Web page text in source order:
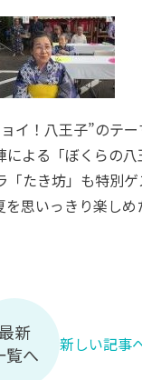
！八王子”のテー
よる「ぼくらの八
き坊」も特別ゲ
思いっきり楽しめ
新
覧へ
新しい記事